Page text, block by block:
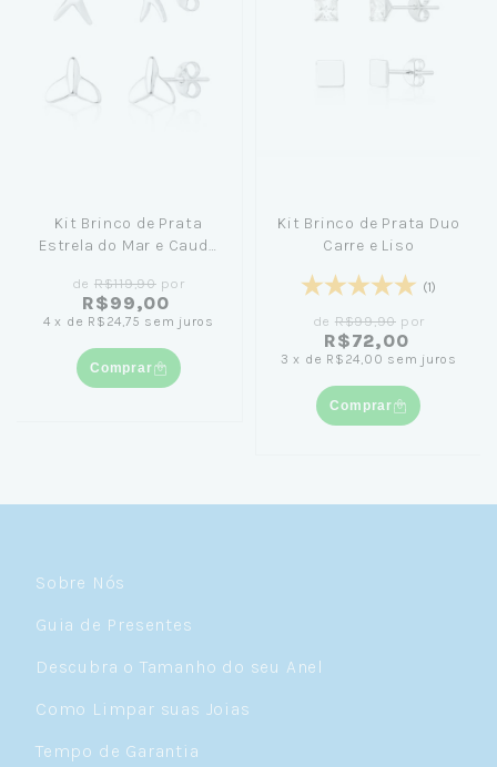
Kit Brinco de Prata
Estrela do Mar e Cauda
de R$119,90por
R$99,00
4 x de R$24,75 sem juros
Comprar
Kit Brinco de Prata Duo
Carre e Liso
(1)
de R$99,90 por
R$72,00
3 x de R$24,00 sem juros
Comprar
Sobre Nós
Guia de Presentes
Descubra o Tamanho do seu Anel
Como Limpar suas Joias
Tempo de Garantia